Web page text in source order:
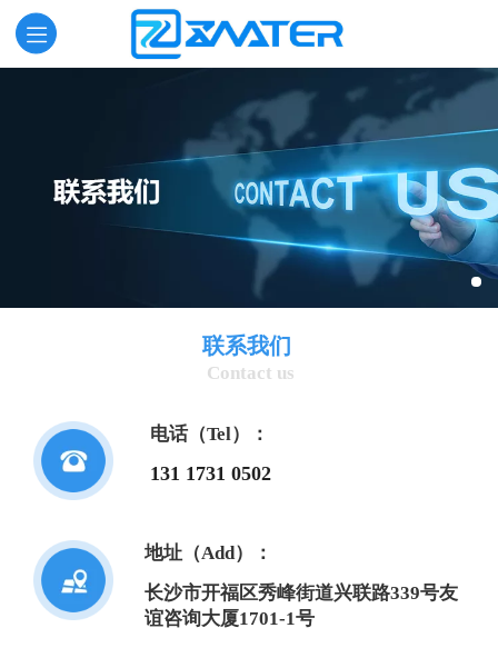
联系我们
Contact us
电话（Tel）：
131 1731 0502
地址（Add）：
长沙市开福区秀峰街道兴联路339号友
谊咨询大厦1701-1号